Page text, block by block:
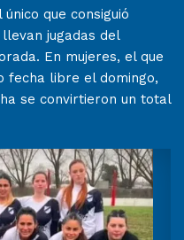
que consiguió
jugadas del
En mujeres, el que
fecha libre el domingo,
se convirtieron un total